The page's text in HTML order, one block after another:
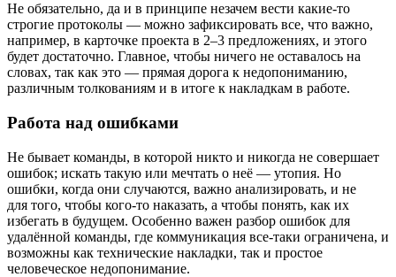
Не обязательно, да и в принципе незачем вести какие-то
строгие протоколы — можно зафиксировать все, что важно,
например, в карточке проекта в 2–3 предложениях, и этого
будет достаточно. Главное, чтобы ничего не оставалось на
словах, так как это — прямая дорога к недопониманию,
различным толкованиям и в итоге к накладкам в работе.
Работа над ошибками
Не бывает команды, в которой никто и никогда не совершает
ошибок; искать такую или мечтать о неё — утопия. Но
ошибки, когда они случаются, важно анализировать, и не
для того, чтобы кого‑то наказать, а чтобы понять, как их
избегать в будущем. Особенно важен разбор ошибок для
удалённой команды, где коммуникация все‑таки ограничена, и
возможны как технические накладки, так и простое
человеческое недопонимание.